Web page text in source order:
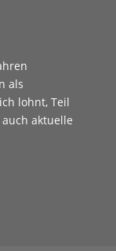
als
lohnt, Teil
aktuelle